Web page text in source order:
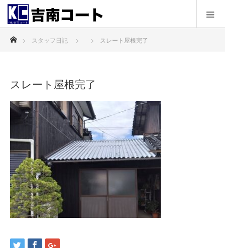
スタッフ日記 スレート屋根完了
スレート屋根完了